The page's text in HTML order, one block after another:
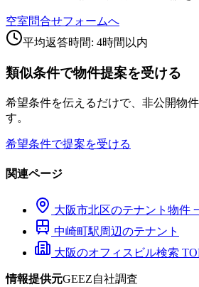
空室問合せフォームへ
平均返答時間: 4時間以内
類似条件で物件提案を受ける
希望条件を伝えるだけで、非公開物
す。
希望条件で提案を受ける
関連ページ
大阪市北区のテナント物件
中崎町駅周辺のテナント
大阪のオフィスビル検索
情報提供元GEEZ自社調査